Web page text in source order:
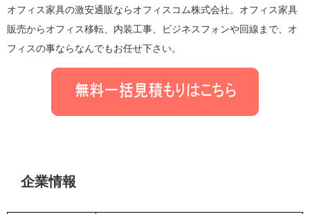
オフィス家具の激安通販ならオフィスコム株式会社。オフィス家具
販売からオフィス移転、内装工事、ビジネスフォンや回線まで、オ
フィスの事ならなんでもお任せ下さい。
企業情報